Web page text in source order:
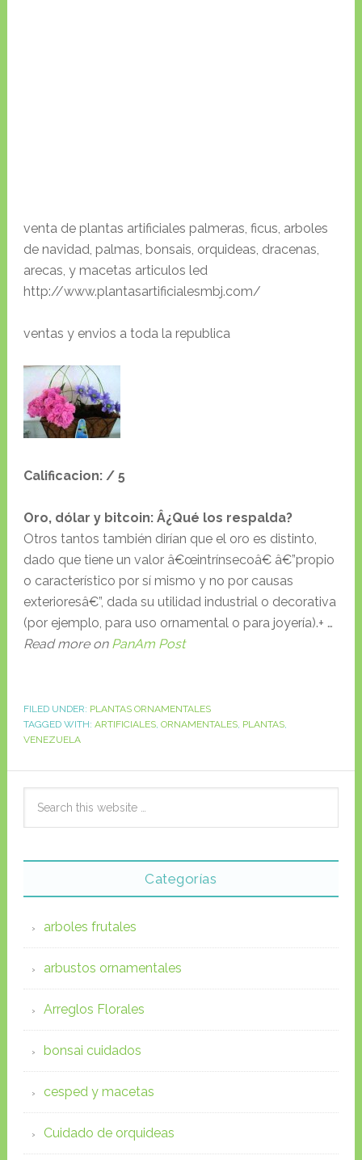
venta de plantas artificiales palmeras, ficus, arboles
de navidad, palmas, bonsais, orquideas, dracenas,
arecas, y macetas articulos led
http://www.plantasartificialesmbj.com/
ventas y envios a toda la republica
Calificacion: / 5
Oro, dólar y bitcoin: Â¿Qué los respalda?
Otros tantos también dirían que el oro es distinto,
dado que tiene un valor â€œintrínsecoâ€ â€”propio
o característico por sí mismo y no por causas
exterioresâ€”, dada su utilidad industrial o decorativa
(por ejemplo, para uso ornamental o para joyería).+ …
Read more on PanAm Post
FILED UNDER: PLANTAS ORNAMENTALES
TAGGED WITH: ARTIFICIALES, ORNAMENTALES, PLANTAS,
VENEZUELA
Categorías
arboles frutales
arbustos ornamentales
Arreglos Florales
bonsai cuidados
cesped y macetas
Cuidado de orquideas